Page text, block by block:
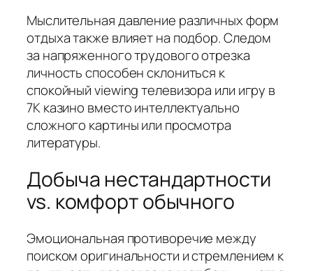
Мыслительная давление различных форм
отдыха также влияет на подбор. Следом
за напряженного трудового отрезка
личность способен склониться к
спокойный viewing телевизора или игру в
7К казино вместо интеллектуально
сложного картины или просмотра
литературы.
Добыча нестандартности
vs. комфорт обычного
Эмоциональная противоречие между
поиском оригинальности и стремлением к